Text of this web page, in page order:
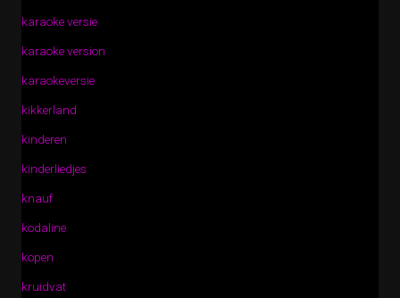
karaoke versie
karaoke version
karaokeversie
kikkerland
kinderen
kinderliedjes
knauf
kodaline
kopen
kruidvat